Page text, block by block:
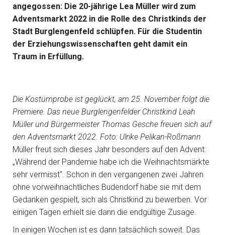
Nutzen Sie aktuelle Angebote Ihrer
Region!
angebote vor ort | anzeige
angegossen: Die 20-jährige Lea Müller wird zum
Adventsmarkt 2022 in die Rolle des Christkinds der
Stadt Burglengenfeld schlüpfen. Für die Studentin
der Erziehungswissenschaften geht damit ein
Traum in Erfüllung.
Die Kostümprobe ist geglückt, am 25. November folgt die
Premiere. Das neue Burglengenfelder Christkind Leah
Müller und Bürgermeister Thomas Gesche freuen sich auf
den Adventsmarkt 2022. Foto: Ulrike Pelikan-Roßmann
Müller freut sich dieses Jahr besonders auf den Advent:
„Während der Pandemie habe ich die Weihnachtsmärkte
sehr vermisst“. Schon in den vergangenen zwei Jahren
ohne vorweihnachtliches Budendorf habe sie mit dem
Gedanken gespielt, sich als Christkind zu bewerben. Vor
einigen Tagen erhielt sie dann die endgültige Zusage.
In einigen Wochen ist es dann tatsächlich soweit. Das